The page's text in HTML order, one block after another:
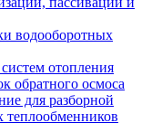
водооборотных
отопления
обратного осмоса
для разборной
теплообменников